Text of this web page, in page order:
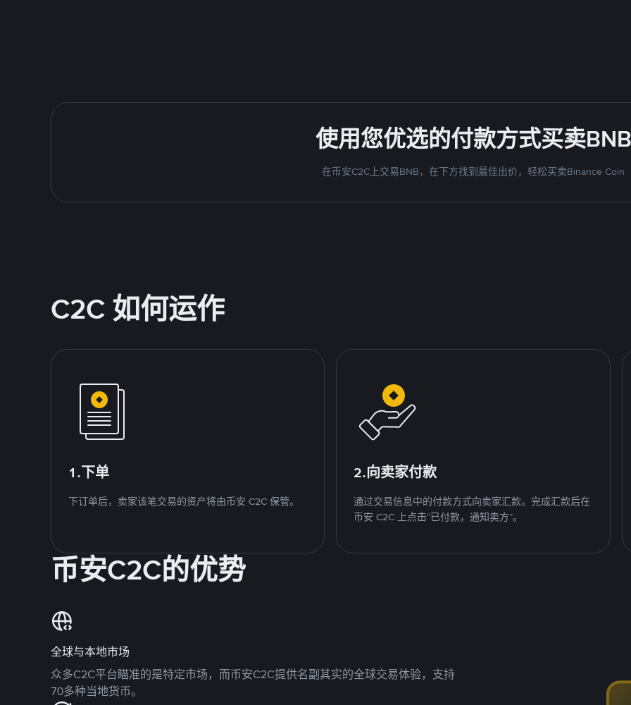
使用您优选的付款方式买卖BNB
在币安C2C上交易BNB，在下方找到最佳出价，轻松买卖Binance Coin
C2C 如何运作
1.下单
下订单后，卖家该笔交易的资产将由币安 C2C 保管。
2.向卖家付款
通过交易信息中的付款方式向卖家汇款。完成汇款后在
币安 C2C 上点击“已付款，通知卖方”。
币安C2C的优势
全球与本地市场
众多C2C平台瞄准的是特定市场，而币安C2C提供名副其实的全球交易体验，支持
70多种当地货币。